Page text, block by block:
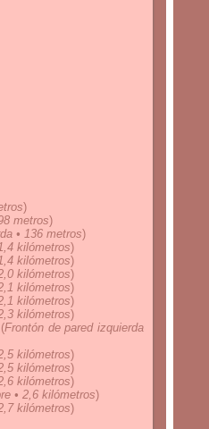
)
metros)
• 136 metros)
kilómetros)
kilómetros)
kilómetros)
kilómetros)
kilómetros)
kilómetros)
Frontón de pared izquierda
kilómetros)
kilómetros)
kilómetros)
• 2,6 kilómetros)
kilómetros)